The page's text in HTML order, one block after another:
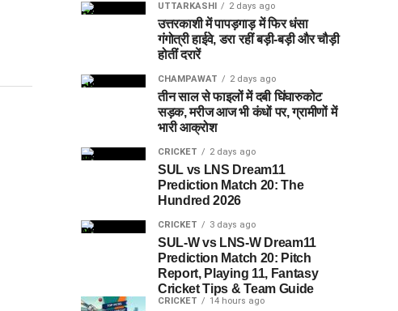
UTTARKASHI 2 days ago
उत्तरकाशी में पापड़गाड़ में फिर धंसा
गंगोत्री हाईवे, डरा रहीं बड़ी-बड़ी और चौड़ी
होतीं दरारें
CHAMPAWAT 2 days ago
तीन साल से फाइलों में दबी घिंघारुकोट
सड़क, मरीज आज भी कंधों पर, ग्रामीणों में
भारी आक्रोश
CRICKET 2 days ago
SUL vs LNS Dream11
Prediction Match 20: The
Hundred 2026
CRICKET 3 days ago
SUL-W vs LNS-W Dream11
Prediction Match 20: Pitch
Report, Playing 11, Fantasy
Cricket Tips & Team Guide
CRICKET 14 hours ago